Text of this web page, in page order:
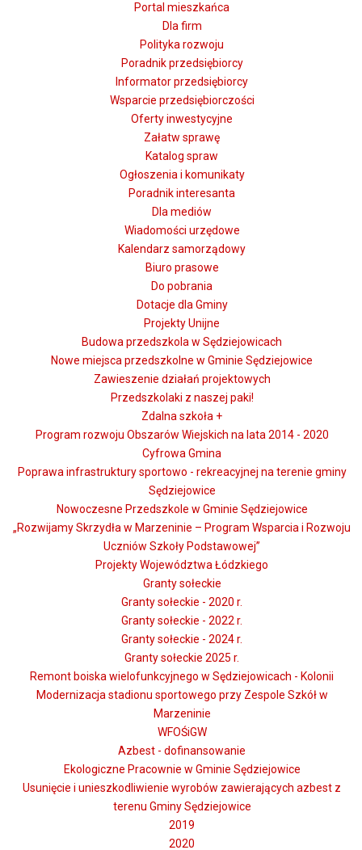
Portal mieszkańca
Dla firm
Polityka rozwoju
Poradnik przedsiębiorcy
Informator przedsiębiorcy
Wsparcie przedsiębiorczości
Oferty inwestycyjne
Załatw sprawę
Katalog spraw
Ogłoszenia i komunikaty
Poradnik interesanta
Dla mediów
Wiadomości urzędowe
Kalendarz samorządowy
Biuro prasowe
Do pobrania
Dotacje dla Gminy
Projekty Unijne
Budowa przedszkola w Sędziejowicach
Nowe miejsca przedszkolne w Gminie Sędziejowice
Zawieszenie działań projektowych
Przedszkolaki z naszej paki!
Zdalna szkoła +
Program rozwoju Obszarów Wiejskich na lata 2014 - 2020
Cyfrowa Gmina
Poprawa infrastruktury sportowo - rekreacyjnej na terenie gminy
Sędziejowice
Nowoczesne Przedszkole w Gminie Sędziejowice
„Rozwijamy Skrzydła w Marzeninie – Program Wsparcia i Rozwoju
Uczniów Szkoły Podstawowej”
Projekty Województwa Łódzkiego
Granty sołeckie
Granty sołeckie - 2020 r.
Granty sołeckie - 2022 r.
Granty sołeckie - 2024 r.
Granty sołeckie 2025 r.
Remont boiska wielofunkcyjnego w Sędziejowicach - Kolonii
Modernizacja stadionu sportowego przy Zespole Szkół w
Marzeninie
WFOŚiGW
Azbest - dofinansowanie
Ekologiczne Pracownie w Gminie Sędziejowice
Usunięcie i unieszkodliwienie wyrobów zawierających azbest z
terenu Gminy Sędziejowice
2019
2020